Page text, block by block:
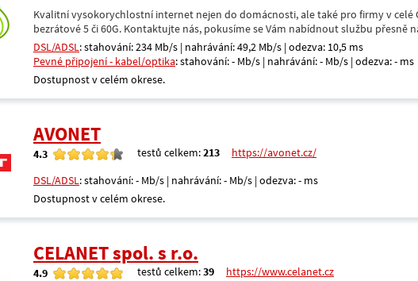
Kvalitní vysokorychlostní internet nejen do domácnosti, ale také pro firmy v celé
bezrátové 5 či 60G. Kontaktujte nás, pokusíme se Vám nabídnout službu přesně
DSL/ADSL: stahování: 234 Mb/s | nahrávání: 49,2 Mb/s | odezva: 10,5 ms
Pevné připojení - kabel/optika: stahování: - Mb/s | nahrávání: - Mb/s | odezva: - ms
Dostupnost v celém okrese.
AVONET
4.3 testů celkem:213
https://avonet.cz/
DSL/ADSL: stahování: - Mb/s | nahrávání: - Mb/s | odezva: - ms
Dostupnost v celém okrese.
CELANET spol. s r.o.
4.9 testů celkem:39
https://www.celanet.cz